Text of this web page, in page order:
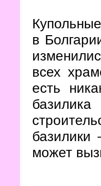
в
всех
есть
базилики
может